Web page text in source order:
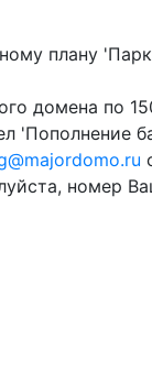
плану
домена по
'Пополнение
номер